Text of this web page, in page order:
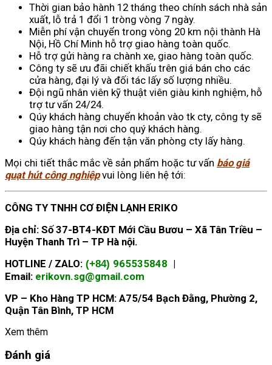
Thời gian bảo hành 12 tháng theo chính sách nhà sản
xuất, lỗ trả 1 đổi 1 tròng vòng 7 ngày.
Miễn phí vận chuyển trong vòng 20 km nội thành Hà
Nội, Hồ Chí Minh hỗ trợ giao hàng toàn quốc.
Hỗ trợ gửi hàng ra chành xe, giao hàng toàn quốc.
Công ty sẽ ưu đãi chiết khấu trên giá bán cho các
cửa hàng, đại lý và đối tác lấy số lượng nhiều.
Đội ngũ nhân viên kỹ thuật viên giàu kinh nghiệm, hỗ
trợ tư vấn 24/24.
Qúy khách hàng chuyển khoản vào tk cty, công ty sẽ
giao hàng tận nơi cho quý khách hàng.
Qúy khách hàng đến tận văn phòng cty lấy hàng.
Mọi chi tiết thắc mắc về sản phẩm hoặc tư vấn báo giá
quạt hút công nghiệpvui lòng liên hệ tới:
CÔNG TY TNHH CƠ ĐIỆN LẠNH ERIKO
Địa chỉ: Số 37-BT4-KĐT Mới Cầu Bươu – Xã Tân Triều –
Huyện Thanh Trì – TP Hà nội.
HOTLINE / ZALO: (+84) 965535848 |
Email: erikovn.sg@gmail.com
VP – Kho Hàng TP HCM: A75/54 Bạch Đằng, Phường 2,
Quận Tân Bình, TP HCM
Xem thêm
Đánh giá